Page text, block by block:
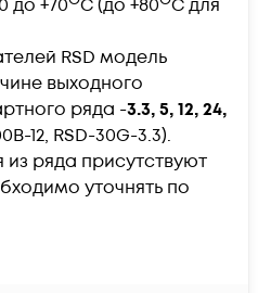
до +70 С (до +80 С для
RSD модель
выходного
ряда -3.3, 5, 12, 24,
12, RSD-30G-3.3).
ряда присутствуют
уточнять по